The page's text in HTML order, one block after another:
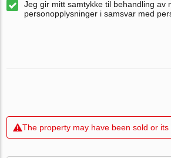
Jeg gir mitt samtykke til behandling av
personopplysninger i samsvar med
The property may have been sold or its